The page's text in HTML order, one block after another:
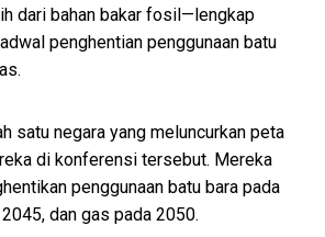
dari bahan bakar fosil—lengkap
penghentian penggunaan batu
satu negara yang meluncurkan peta
di konferensi tersebut. Mereka
penggunaan batu bara pada
dan gas pada 2050.